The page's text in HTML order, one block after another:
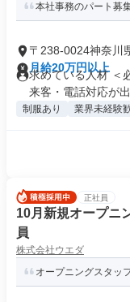
本社事務のパート募
〒238-0024神奈川
月給20万円以上
求めている人材 ＜
来客・電話対応が出
制服あり 業界未経験
正社員
10月新規オープニ
員
株式会社ウエダ
オープニングスタッ